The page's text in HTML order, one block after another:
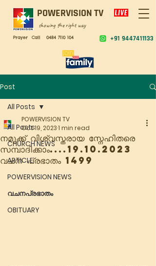
POWERVISION TV
showing the right way
+91 9447411133
Prayer Call 0484 7110 104
Post
All Posts
CHURCH NEWS
ARTICLE
POWERVISION NEWS
വചനപ്രഭാതം
OBITUARY
All Posts
നമുക്ക് വിശ്വസ്തരായ സ്നേഹിതരെ
സമ്പാദിക്കാം....19.10.2023
വചന പ്രഭാതം 1499
POWERVISION TV
Oct 19, 20231 min read